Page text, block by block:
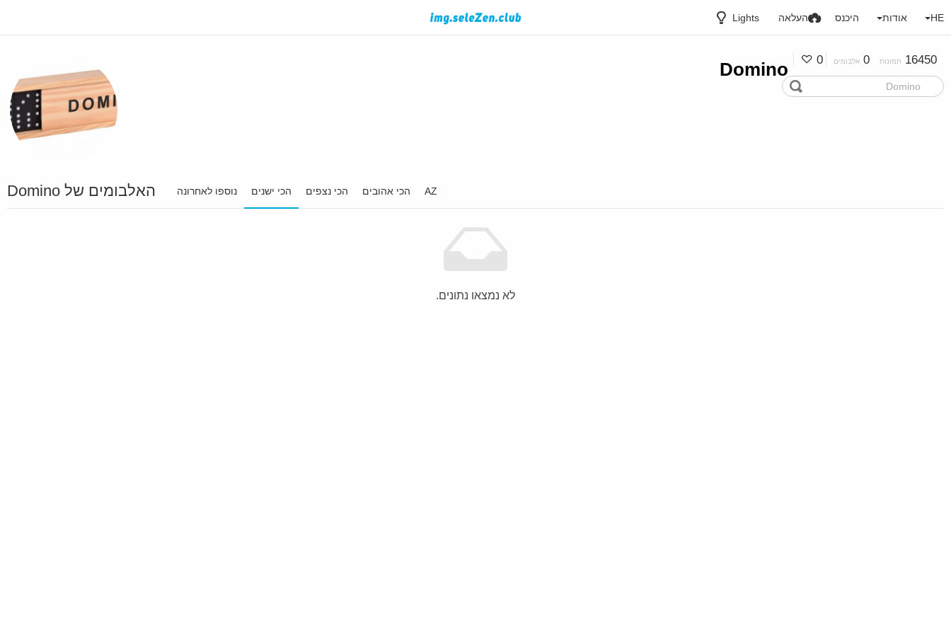
Lights העלאה היכנס אודות HE
Domino 16450 תמונות 0 אלבומים 0
האלבומים של Domino נוספו לאחרונה הכי ישנים הכי נצפים הכי אהובים AZ
לא נמצאו נתונים.